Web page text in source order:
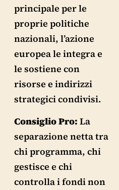
principale per le
proprie politiche
nazionali, l’azione
europea le integra e
le sostiene con
risorse e indirizzi
strategici condivisi.
Consiglio Pro: La
separazione netta tra
chi programma, chi
gestisce e chi
controlla i fondi non